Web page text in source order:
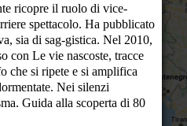
Condividere la memoria. Nel
di Primo Levi
Via Giambattista Bogino 9, Torino,
Piedmont - Torino ()
Fortunato
colui che ha
un paese
alle spalle
ricopre il ruolo di vice-
spettacolo. Ha pubblicato
sia di sag-gistica. Nel 2010,
con Le vie nascoste, tracce
che si ripete e si amplifica
Nei silenzi
Guida alla scoperta di 80